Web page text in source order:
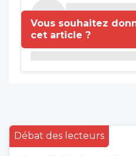
Vous souhaitez
cet article ?
Débat des lecteurs